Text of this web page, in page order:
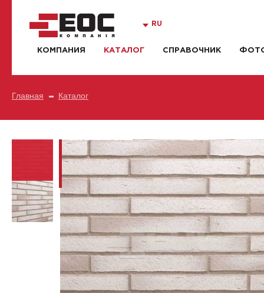
RU
КОМПАНИЯ КАТАЛОГ СПРАВОЧНИК
Главная Каталог